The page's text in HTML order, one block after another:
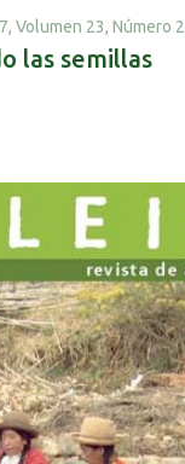
Volumen 23, Número 2
las semillas